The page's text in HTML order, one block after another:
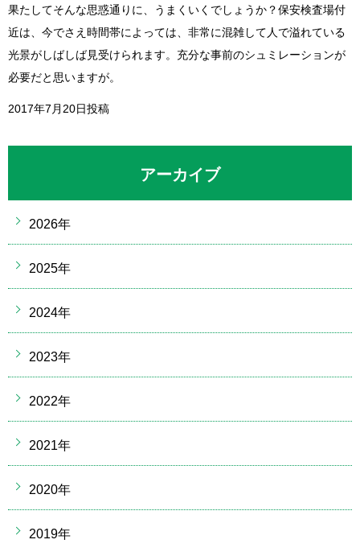
果たしてそんな思惑通りに、うまくいくでしょうか？保安検査場付
近は、今でさえ時間帯によっては、非常に混雑して人で溢れている
光景がしばしば見受けられます。充分な事前のシュミレーションが
必要だと思いますが。
2017年7月20日投稿
アーカイブ
2026年
2025年
2024年
2023年
2022年
2021年
2020年
2019年